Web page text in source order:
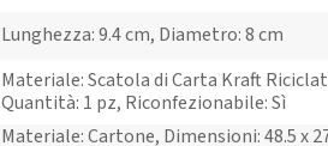
Lunghezza: 9.4 cm, Diametro: 8 cm
Materiale: Scatola di Carta Kraft
Quantità: 1 pz, Riconfezionabile: Sì
Materiale: Cartone, Dimensioni: 48.5 x